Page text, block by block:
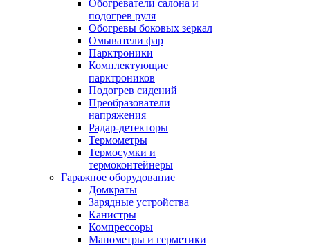
Обогреватели салона и
подогрев руля
Обогревы боковых зеркал
Омыватели фар
Парктроники
Комплектующие
парктроников
Подогрев сидений
Преобразователи
напряжения
Радар-детекторы
Термометры
Термосумки и
термоконтейнеры
Гаражное оборудование
Домкраты
Зарядные устройства
Канистры
Компрессоры
Манометры и герметики